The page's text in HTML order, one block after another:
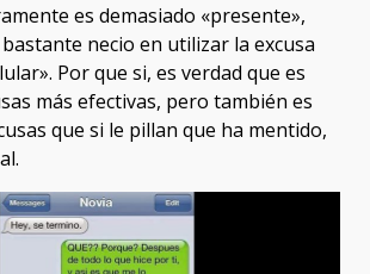
es demasiado «presente»,
necio en utilizar la excusa
Por que si, es verdad que es
más efectivas, pero también es
que si le pillan que ha mentido,